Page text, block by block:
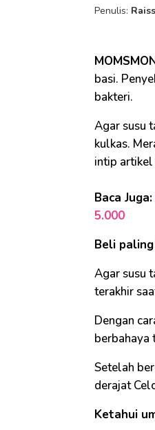
Penulis:
basi.
bakteri.
Agar susu
kulkas.
intip artikel
Baca Juga:
5.000
Beli
Agar susu
terakhir
Dengan
berbahaya
Setelah
derajat
Ketahui